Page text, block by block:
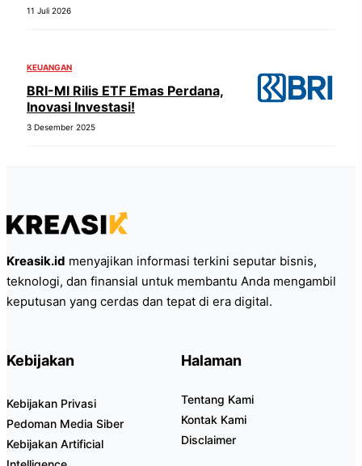
11 Juli 2026
KEUANGAN
BRI-MI Rilis ETF Emas Perdana,
Inovasi Investasi!
3 Desember 2025
Kreasik.id menyajikan informasi terkini seputar bisnis,
teknologi, dan finansial untuk membantu Anda mengambil
keputusan yang cerdas dan tepat di era digital.
Kebijakan
Kebijakan Privasi
Pedoman Media Siber
Kebijakan Artificial
Halaman
Tentang Kami
Kontak Kami
Disclaimer